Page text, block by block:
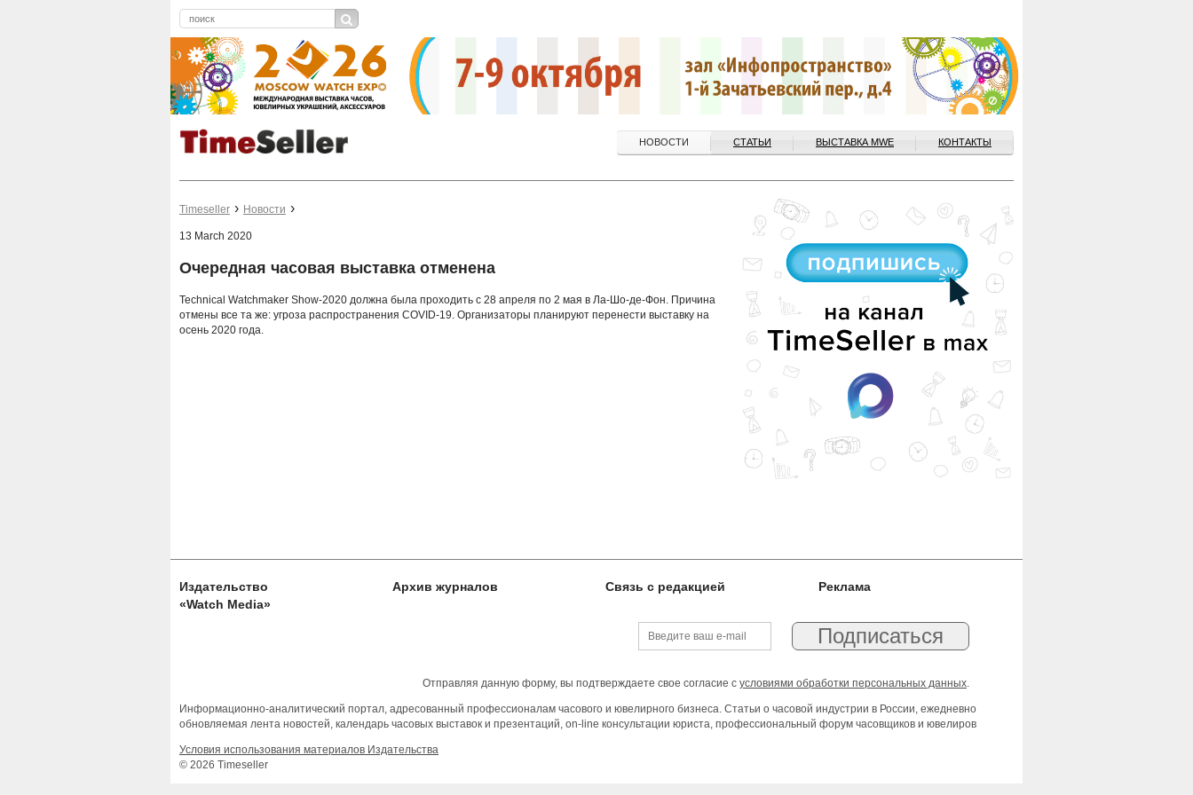
НОВОСТИ СТАТЬИ ВЫСТАВКА MWE КОНТАКТЫ
Timeseller Новости
13 March 2020
Очередная часовая выставка отменена
Technical Watchmaker Show-2020 должна была проходить с 28 апреля по 2 мая в Ла-Шо-де-Фон. Причина
отмены все та же: угроза распространения COVID-19. Организаторы планируют перенести выставку на
осень 2020 года.
Издательство
«Watch Media»
Архив журналов Связь с редакцией Реклама
Отправляя данную форму, вы подтверждаете свое согласие с условиями обработки персональных данных.
Информационно-аналитический портал, адресованный профессионалам часового и ювелирного бизнеса. Статьи о часовой индустрии в России, ежедневно
обновляемая лента новостей, календарь часовых выставок и презентаций, on-line консультации юриста, профессиональный форум часовщиков и ювелиров
Условия использования материалов Издательства
© 2026 Timeseller